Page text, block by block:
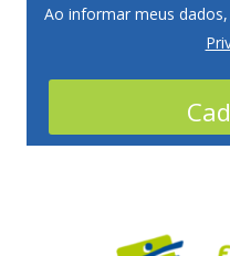
Ao informar meus